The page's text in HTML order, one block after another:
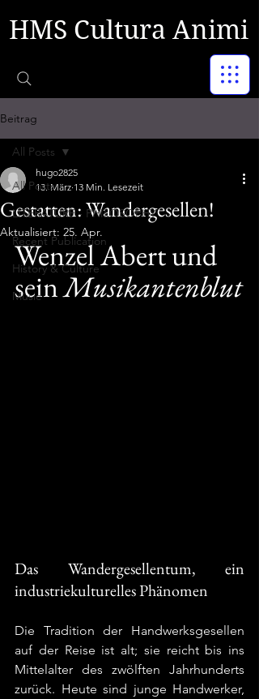
HMS Cultura Animi
Beitrag
All Posts
LITERATURE - PHILOSOPHY
Recent Publication
History & Culture
Music
All Posts
Gestatten: Wandergesellen!
hugo2825
13. März 13 Min. Lesezeit
Aktualisiert: 25. Apr.
Wenzel Abert und
sein Musikantenblut
Das Wandergesellentum, ein
industriekulturelles Phänomen
Die Tradition der Handwerksgesellen
auf der Reise ist alt; sie reicht bis ins
Mittelalter des zwölften Jahrhunderts
zurück. Heute sind junge Handwerker,